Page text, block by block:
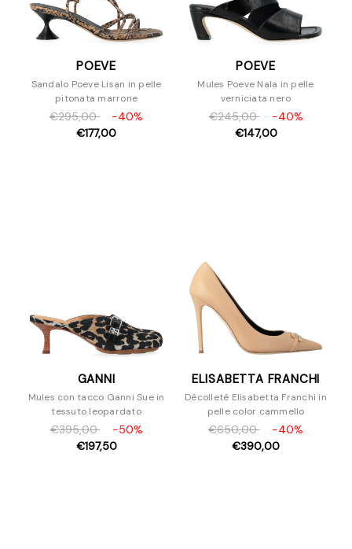
POEVE
Sandalo Poeve Lisan in pelle
pitonata marrone
€295,00
-40%
€177,00
POEVE
Mules Poeve Nala in pelle
verniciata nero
€245,00
-40%
€147,00
GANNI
Mules con tacco Ganni Sue in
tessuto leopardato
€395,00
-50%
€197,50
ELISABETTA FRANCHI
Décolleté Elisabetta Franchi in
pelle color cammello
€650,00
-40%
€390,00